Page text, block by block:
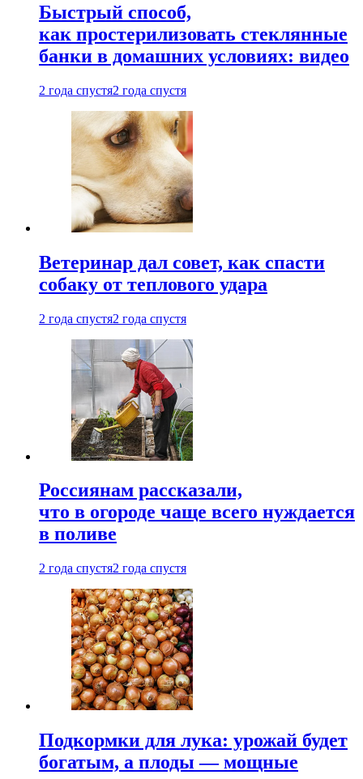
Быстрый способ,
как простерилизовать стеклянные
банки в домашних условиях: видео
2 года спустя2 года спустя
Ветеринар дал совет, как спасти
собаку от теплового удара
2 года спустя2 года спустя
Россиянам рассказали,
что в огороде чаще всего нуждается
в поливе
2 года спустя2 года спустя
Подкормки для лука: урожай будет
богатым, а плоды — мощные